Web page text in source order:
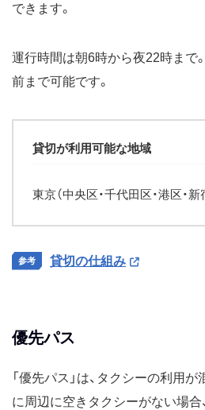
できます。
運行時間は朝6時から夜22時まで
前まで可能です。
貸切が利用可能な地域
東京（中央区・千代田区・港区・新
貸切の仕組み
優先パス
「優先パス」は、タクシーの利用
に周辺に空きタクシーがない場合